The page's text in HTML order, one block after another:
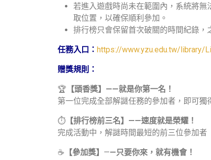
若進入遊戲時尚未在範圍內，系統將
取位置，以確保順利參加。
排行榜只會保留首次破關的時間紀錄，
任務入口： https://www.yzu.edu.tw/library/
贈獎規則：
🏆 【頭香獎】 ——就是你第一名！
第一位完成全部解謎任務的參加者，即可獨
⏱️ 【排行榜前三名】 ——速度就是榮耀！
完成活動中，解謎時間最短的前三位參加
☕ 【參加獎】 ——只要你來，就有機會！